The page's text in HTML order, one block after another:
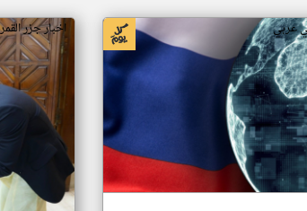
عربي اخبار جزر